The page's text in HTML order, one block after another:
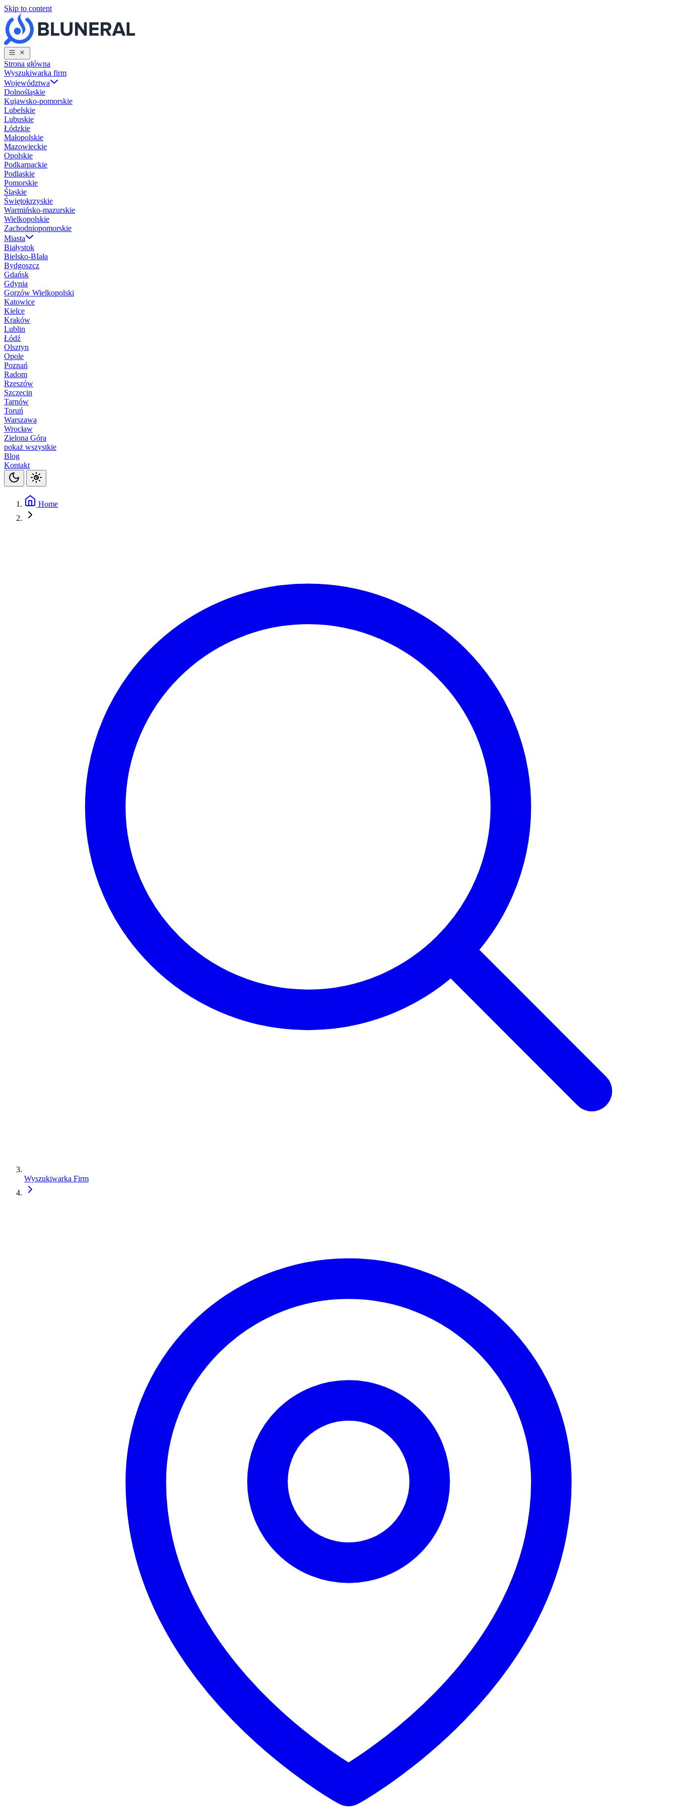
Skip to content
Strona główna
Wyszukiwarka firm
Województwa
Dolnośląskie
Kujawsko-pomorskie
Lubelskie
Lubuskie
Łódzkie
Małopolskie
Mazowieckie
Opolskie
Podkarpackie
Podlaskie
Pomorskie
Śląskie
Świętokrzyskie
Warmińsko-mazurskie
Wielkopolskie
Zachodniopomorskie
Miasta
Białystok
Bielsko-BIała
Bydgoszcz
Gdańsk
Gdynia
Gorzów Wielkopolski
Katowice
Kielce
Kraków
Lublin
Łódź
Olsztyn
Opole
Poznań
Radom
Rzeszów
Szczecin
Tarnów
Toruń
Warszawa
Wrocław
Zielona Góra
pokaż wszystkie
Blog
Kontakt
Home
Wyszukiwarka Firm